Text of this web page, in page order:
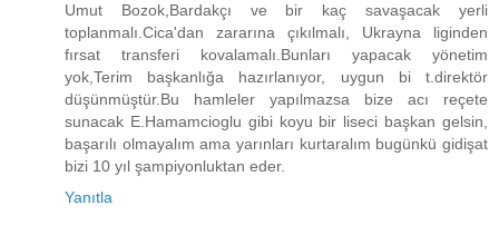
Umut Bozok,Bardakçı ve bir kaç savaşacak yerli
toplanmalı.Cica'dan zararına çıkılmalı, Ukrayna liginden
fırsat transferi kovalamalı.Bunları yapacak yönetim
yok,Terim başkanlığa hazırlanıyor, uygun bi t.direktör
düşünmüştür.Bu hamleler yapılmazsa bize acı reçete
sunacak E.Hamamcioglu gibi koyu bir liseci başkan gelsin,
başarılı olmayalım ama yarınları kurtaralım bugünkü gidişat
bizi 10 yıl şampiyonluktan eder.
Yanıtla